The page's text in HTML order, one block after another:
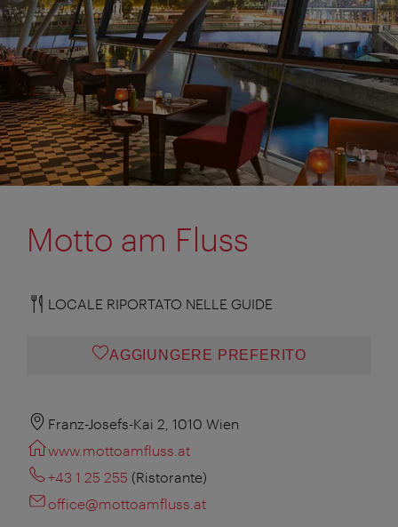
Motto am Fluss
LOCALE RIPORTATO NELLE GUIDE
AGGIUNGERE PREFERITO
Franz-Josefs-Kai 2, 1010 Wien
www.mottoamfluss.at
+43 1 25 255 (Ristorante)
office@mottoamfluss.at